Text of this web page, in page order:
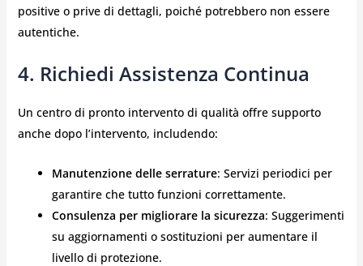
positive o prive di dettagli, poiché potrebbero non essere
autentiche.
4. Richiedi Assistenza Continua
Un centro di pronto intervento di qualità offre supporto
anche dopo l’intervento, includendo:
Manutenzione delle serrature: Servizi periodici per
garantire che tutto funzioni correttamente.
Consulenza per migliorare la sicurezza: Suggerimenti
su aggiornamenti o sostituzioni per aumentare il
livello di protezione.